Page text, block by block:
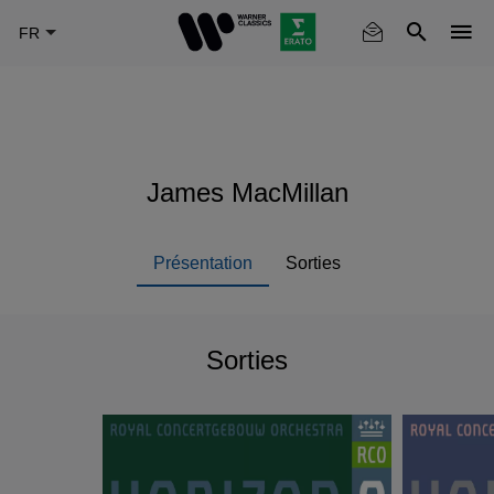
James MacMillan
Présentation Sorties
Sorties